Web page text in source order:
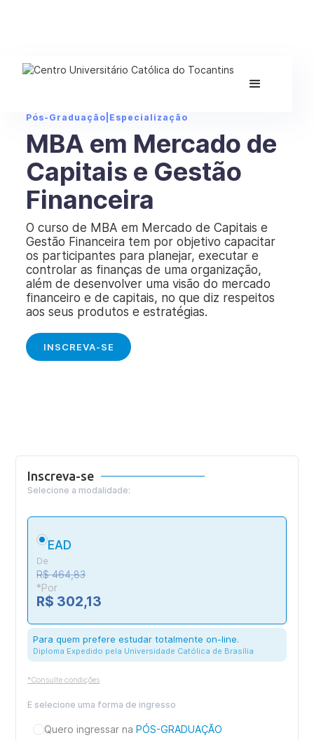
Pós-Graduação Especialização
MBA em Mercado de
Capitais e Gestão
Financeira
O curso de MBA em Mercado de Capitais e
Gestão Financeira tem por objetivo capacitar
os participantes para planejar, executar e
controlar as finanças de uma organização,
além de desenvolver uma visão do mercado
financeiro e de capitais, no que diz respeitos
aos seus produtos e estratégias.
INSCREVA-SE
Inscreva-se
Selecione a modalidade:
EAD
De
R$ 464,83
*Por
R$ 302,13
Para quem prefere estudar totalmente on-line.
Diploma Expedido pela Universidade Católica de Brasília
*Consulte condições
E selecione uma forma de ingresso
Quero ingressar naPÓS-GRADUAÇÃO